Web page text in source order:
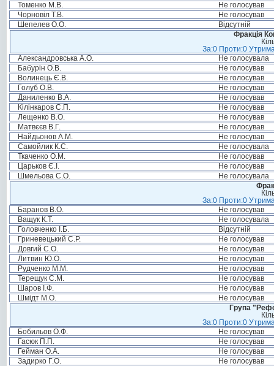
Томенко М.В.
Не голосував
Чорновіл Т.В.
Не голосував
Шепелев О.О.
Відсутній
Фракція
За:0 Проти:0
Александровська А.О.
Не голосувала
Бабурін О.В.
Не голосував
Волинець Є.В.
Не голосував
Голуб О.В.
Не голосував
Даниленко В.А.
Не голосував
Кілінкаров С.П.
Не голосував
Лещенко В.О.
Не голосував
Матвєєв В.Г.
Не голосував
Найдьонов А.М.
Не голосував
Самойлик К.С.
Не голосувала
Ткаченко О.М.
Не голосував
Царьков Є.І.
Не голосував
Шмельова С.О.
Не голосувала
За:0 Проти:0
Баранов В.О.
Не голосував
Ващук К.Т.
Не голосувала
Головченко І.Б.
Відсутній
Гриневецький С.Р.
Не голосував
Довгий С.О.
Не голосував
Литвин Ю.О.
Не голосував
Рудченко М.М.
Не голосував
Терещук С.М.
Не голосував
Шаров І.Ф.
Не голосував
Шмідт М.О.
Не голосував
Група
За:0 Проти:0
Бобильов О.Ф.
Не голосував
Гасюк П.П.
Не голосував
Гейман О.А.
Не голосував
Задирко Г.О.
Не голосував